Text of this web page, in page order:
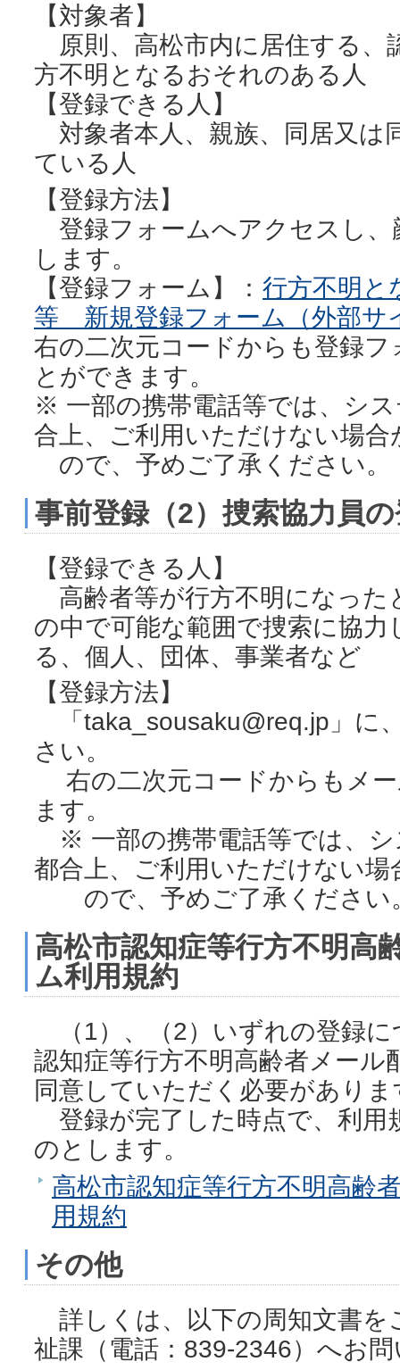
【対象者】
原則、高松市内に居住する、
方不明となるおそれのある人
【登録できる人】
対象者本人、親族、同居又は
ている人
【登録方法】
登録フォームへアクセスし、
します。
【登録フォーム】： 行方不明と
等 新規登録フォーム（外部サ
右の二次元コードからも登録
とができます。
※ 一部の携帯電話等では、シ
合上、ご利用いただけない場
ので、予めご了承ください。
事前登録（2）捜索協力員
【登録できる人】
高齢者等が行方不明になった
の中で可能な範囲で捜索に協力
る、個人、団体、事業者など
【登録方法】
「taka_sousaku@req.jp」に
さい。
右の二次元コードからもメ
ます。
※ 一部の携帯電話等では、
都合上、ご利用いただけない
ので、予めご了承ください
高松市認知症等行方不明高
ム利用規約
（1）、（2）いずれの登録に
認知症等行方不明高齢者メール
同意していただく必要がありま
登録が完了した時点で、利用
のとします。
高松市認知症等行方不明高齢
用規約
その他
詳しくは、以下の周知文書を
祉課（電話：839-2346）へお